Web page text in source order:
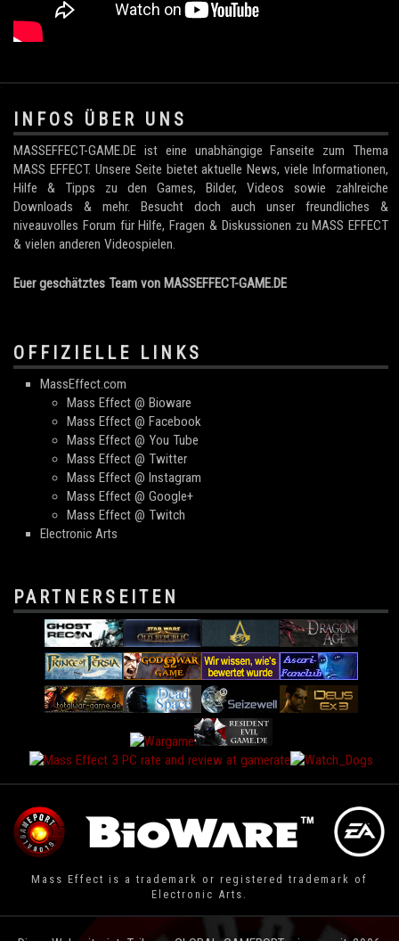
.
INFOS ÜBER UNS
MASSEFFECT-GAME.DE ist eine unabhängige Fanseite zum Thema
MASS EFFECT. Unsere Seite bietet aktuelle News, viele Informationen,
Hilfe & Tipps zu den Games, Bilder, Videos sowie zahlreiche
Downloads & mehr. Besucht doch auch unser freundliches &
niveauvolles Forum für Hilfe, Fragen & Diskussionen zu MASS EFFECT
& vielen anderen Videospielen.
Euer geschätztes Team von MASSEFFECT-GAME.DE
OFFIZIELLE LINKS
MassEffect.com
Mass Effect @ Bioware
Mass Effect @ Facebook
Mass Effect @ You Tube
Mass Effect @ Twitter
Mass Effect @ Instagram
Mass Effect @ Google+
Mass Effect @ Twitch
Electronic Arts
PARTNERSEITEN
Mass Effect is a trademark or registered trademark of
Electronic Arts.